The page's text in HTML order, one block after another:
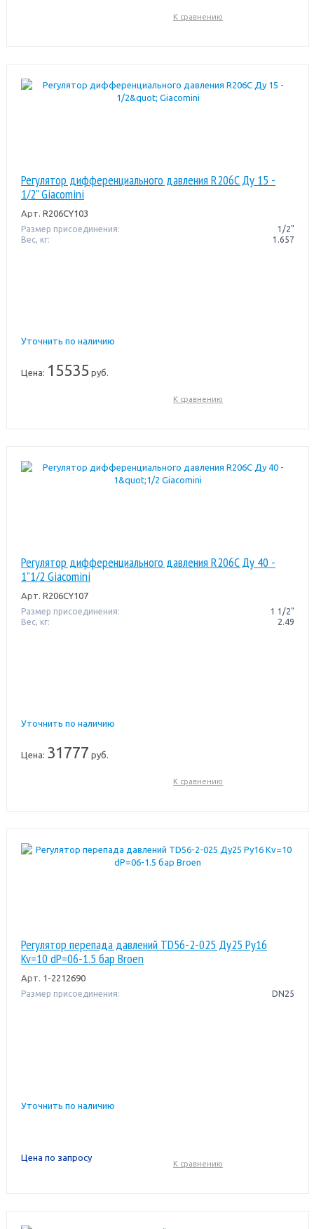
К сравнению
Регулятор дифференциального давления R206C Ду 15 -
1/2" Giacomini
Арт. R206CY103
Размер присоединения:
1/2"
Вес, кг:
1.657
Уточнить по наличию
Цена: 15535 руб.
К сравнению
Регулятор дифференциального давления R206C Ду 40 -
1"1/2 Giacomini
Арт. R206CY107
Размер присоединения:
1 1/2"
Вес, кг:
2.49
Уточнить по наличию
Цена: 31777 руб.
К сравнению
Регулятор перепада давлений TD56-2-025 Ду25 Ру16
Kv=10 dP=06-1.5 бар Broen
Арт. 1-2212690
Размер присоединения: DN25
Уточнить по наличию
Цена по запросу
К сравнению